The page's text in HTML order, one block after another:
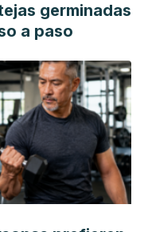
germinadas
a paso